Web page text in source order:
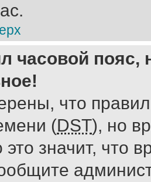
часовой пояс,
что
(DST), но
это значит, что